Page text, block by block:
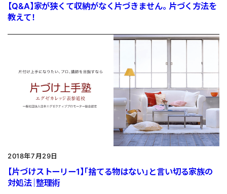
【Q&A】家が狭くて収納がなく片づきません。 片づく方法を
教えて！
2018年7月29日
【片づけストーリー1】「捨てる物はない」と言い切る家族の
対処法｜整理術